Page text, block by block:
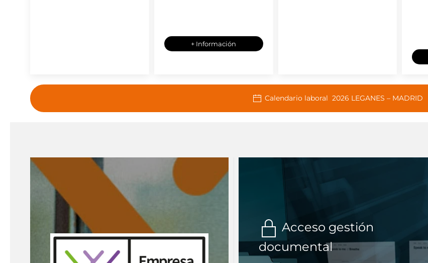
+ Información
Calendario laboral 2026 LEGANES – MADRID
Acceso gestión
documental